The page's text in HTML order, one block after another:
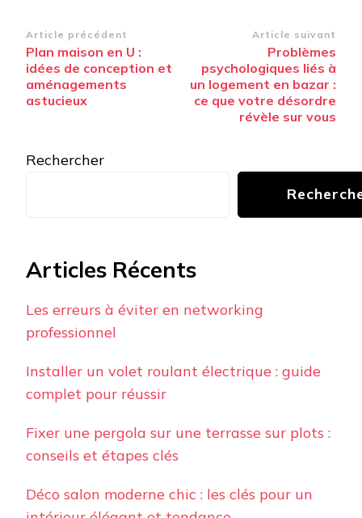
Navigation
d’article
Article précédent
Plan maison en U :
idées de conception et
aménagements
astucieux
Article suivant
Problèmes
psychologiques liés à
un logement en bazar :
ce que votre désordre
révèle sur vous
Rechercher
Articles Récents
Les erreurs à éviter en networking
professionnel
Installer un volet roulant électrique : guide
complet pour réussir
Fixer une pergola sur une terrasse sur plots :
conseils et étapes clés
Déco salon moderne chic : les clés pour un